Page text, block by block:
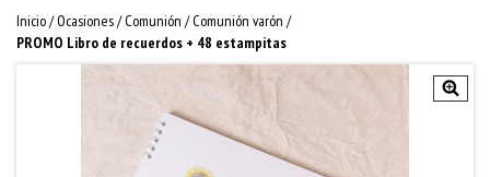
Inicio/ Ocasiones/ Comunión / Comunión varón /
PROMO Libro de recuerdos + 48 estampitas